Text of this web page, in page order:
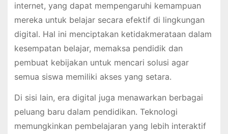
internet, yang dapat mempengaruhi kemampuan
mereka untuk belajar secara efektif di lingkungan
digital. Hal ini menciptakan ketidakmerataan dalam
kesempatan belajar, memaksa pendidik dan
pembuat kebijakan untuk mencari solusi agar
semua siswa memiliki akses yang setara.
Di sisi lain, era digital juga menawarkan berbagai
peluang baru dalam pendidikan. Teknologi
memungkinkan pembelajaran yang lebih interaktif